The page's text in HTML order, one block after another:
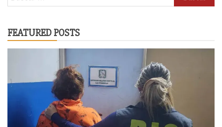
FEATURED POSTS